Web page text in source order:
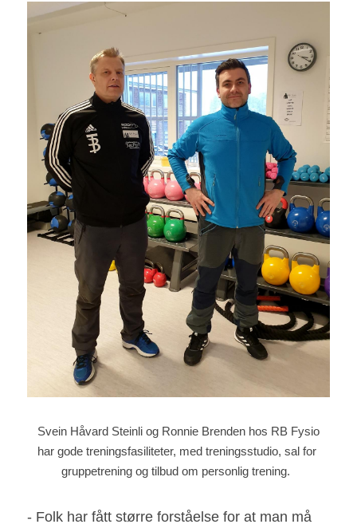
har gode treningsfasiliteter, med treningsstudio, sal for
gruppetrening og tilbud om personlig trening.
- Folk har fått større forståelse for at man må